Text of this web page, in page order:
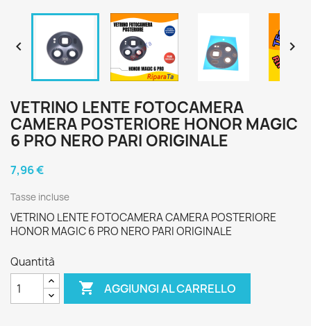
 
VETRINO LENTE FOTOCAMERA
CAMERA POSTERIORE HONOR MAGIC
6 PRO NERO PARI ORIGINALE
7,96 €
Tasse incluse
VETRINO LENTE FOTOCAMERA CAMERA POSTERIORE
HONOR MAGIC 6 PRO NERO PARI ORIGINALE
Quantità
 AGGIUNGI AL CARRELLO